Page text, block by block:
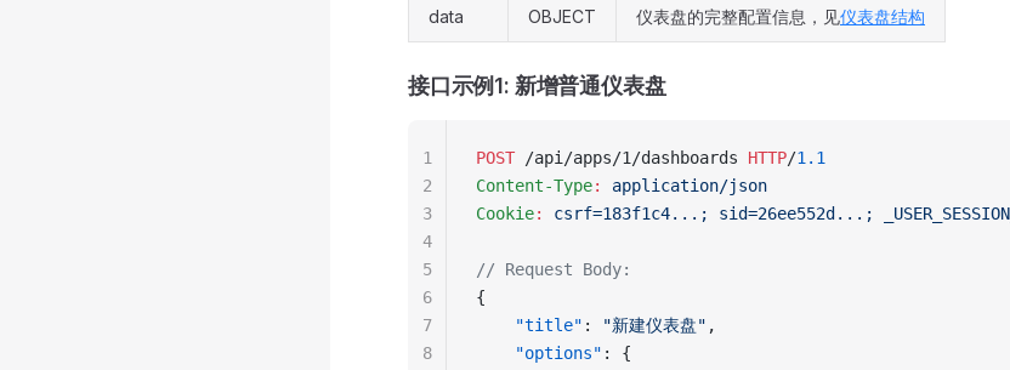
data OBJECT 仪表盘的完整配置信息，见仪表盘结构
接口示例1: 新增普通仪表盘
POST /api/apps/1/dashboards HTTP/1.1
Content-Type:
application/json
Cookie: csrf=183f1c4...; sid=26ee552d...;
// Request Body:
{
    "title"
: "新建仪表盘" ,
    "options"
: {
1
2
3
4
5
6
7
8